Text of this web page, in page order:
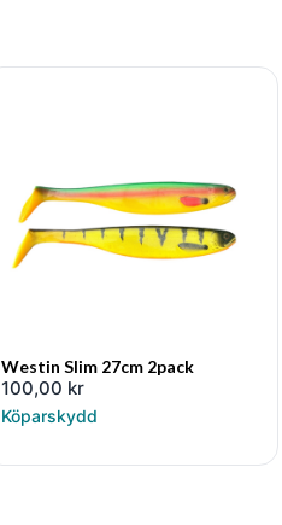
Westin Slim 27cm 2pack
100,00 kr
Köparskydd